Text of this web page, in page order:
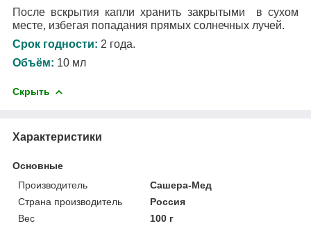
После вскрытия капли хранить закрытыми в сухом
месте, избегая попадания прямых солнечных лучей.
Срок годности: 2 года.
Объём: 10 мл
Скрыть
Характеристики
Основные
Производитель
Сашера-Мед
Страна производитель
Россия
Вес
100 г